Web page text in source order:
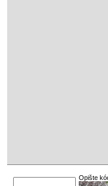
Opište